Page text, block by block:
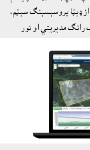
ډېټا پروسېسېنګ سېټم،
مديريتي او نور